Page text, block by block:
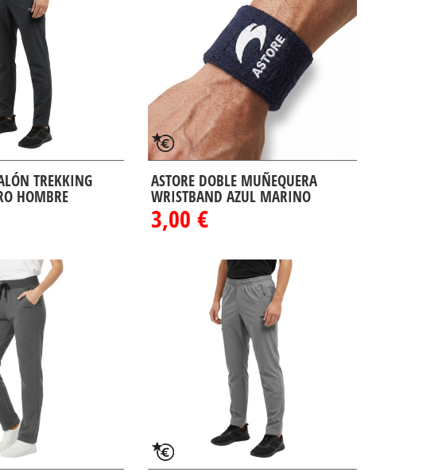
TREKKING
HOMBRE
ASTORE DOBLE MUÑEQUERA
WRISTBAND AZUL MARINO
3,00 €